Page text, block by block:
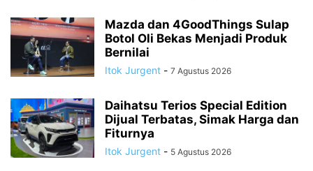
Mazda dan 4GoodThings Sulap
Botol Oli Bekas Menjadi Produk
Bernilai
Itok Jurgent - 7 Agustus 2026
Daihatsu Terios Special Edition
Dijual Terbatas, Simak Harga dan
Fiturnya
Itok Jurgent - 5 Agustus 2026